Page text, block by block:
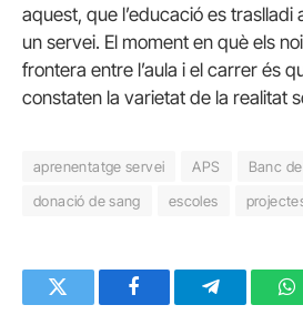
aquest, que l’educació es traslladi
un servei. El moment en què els
frontera entre l’aula i el carrer és
constaten la varietat de la realitat
aprenentatge servei APS
Banc
donació de sang
escoles
Twitter FacebookTelegram